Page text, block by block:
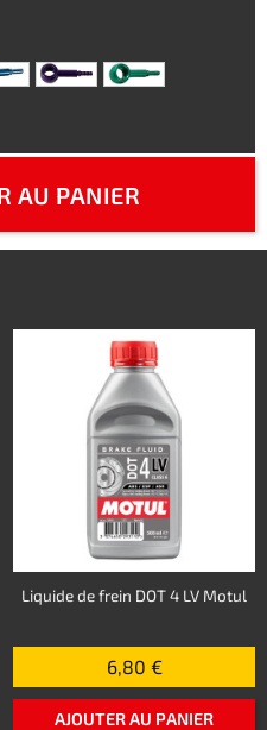
AU PANIER
Liquide de frein DOT 4 LV Motul
6,80 €
AJOUTER AU PANIER